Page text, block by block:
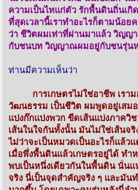
ความเป็นไทแก่ตัว รักพื้นดินถิ่นเ
ที่สุดเวลานี้เราทำอะไรก็ตามน้อ
ว่า ชีวิตผมเท่าที่ผ่านมาแล้ว วิญ
กับชนบท วิญญาณผมอยู่กับชนรุ่น
ท่านมีความเห็นว่า
การเกษตรไม่ใช่อาชีพ เรามอ
วัฒนธรรม เป็นชีวิต ผมพูดอยู่เสม
แบ่งก๊กแบ่งพวก ขีดเส้นแบ่งภาควิ
เส้นในใจกันทั้งนั้น มันไม่ใช่เส้นจริ
ไม่ว่าจะเป็นหมวดเป็นอะไรก็แล้
เมื่อพึ่งพื้นดินแล้วเกษตรอยู่ได้ ท
พบเป็นหนึ่งเดียวกันในพื้นดิน นั่นแ
จริง นี่เป็นจุดสำคัญจริง ๆ และมัน